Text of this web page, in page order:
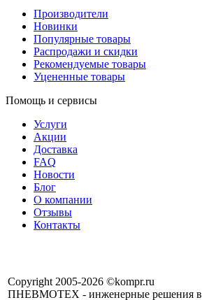
Производители
Новинки
Популярные товары
Распродажи и скидки
Рекомендуемые товары
Уцененные товары
Помощь и сервисы
Услуги
Акции
Доставка
FAQ
Новости
Блог
О компании
Отзывы
Контакты
Copyright 2005-2026 ©kompr.ru
ПНЕВМОТЕХ - инженерные решения в